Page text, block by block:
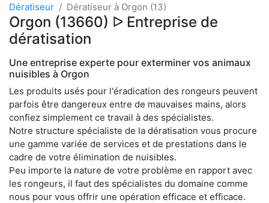
Dératiseur Dératiseur à Orgon (13)
Orgon (13660) ᐅ Entreprise de
dératisation
Une entreprise experte pour exterminer vos animaux
nuisibles à Orgon
Les produits usés pour l'éradication des rongeurs peuvent
parfois être dangereux entre de mauvaises mains, alors
confiez simplement ce travail à des spécialistes.
Notre structure spécialiste de la dératisation vous procure
une gamme variée de services et de prestations dans le
cadre de votre élimination de nuisibles.
Peu importe la nature de votre problème en rapport avec
les rongeurs, il faut des spécialistes du domaine comme
nous pour vous offrir une opération efficace et efficace.